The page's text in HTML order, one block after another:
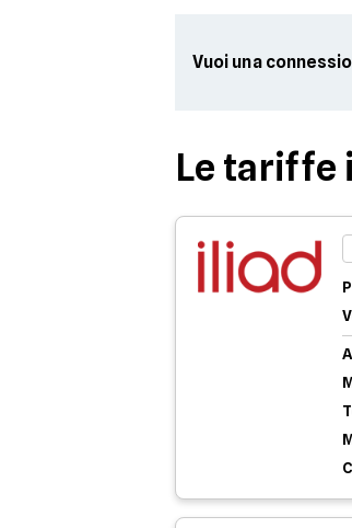
Vuoi una
Le tariffe